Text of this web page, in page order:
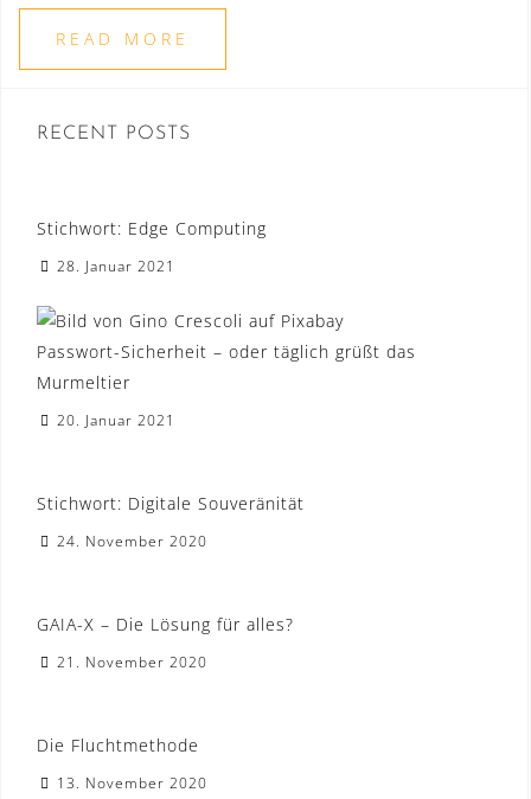
READ MORE
RECENT POSTS
Stichwort: Edge Computing
28. Januar 2021
Passwort-Sicherheit – oder täglich grüßt das
Murmeltier
20. Januar 2021
Stichwort: Digitale Souveränität
24. November 2020
GAIA-X – Die Lösung für alles?
21. November 2020
Die Fluchtmethode
13. November 2020